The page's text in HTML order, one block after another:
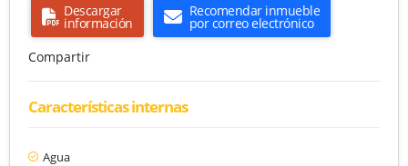
Descargar
información
Recomendar inmueble
por correo electrónico
Compartir
Características internas
Agua